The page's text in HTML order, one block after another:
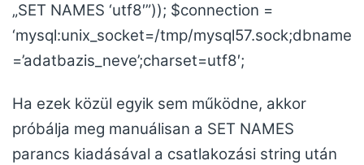
„SET NAMES ‘utf8′”)); $connection =
‘mysql:unix_socket=/tmp/mysql57.sock;dbname
=’adatbazis_neve’;charset=utf8′;
Ha ezek közül egyik sem működne, akkor
próbálja meg manuálisan a SET NAMES
parancs kiadásával a csatlakozási string után